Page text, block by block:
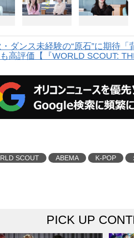
ダンス未経験の“原石”に期待
も高評価【『WORLD SCOUT:
SCOUT ABEMA K-POP
PICK UP